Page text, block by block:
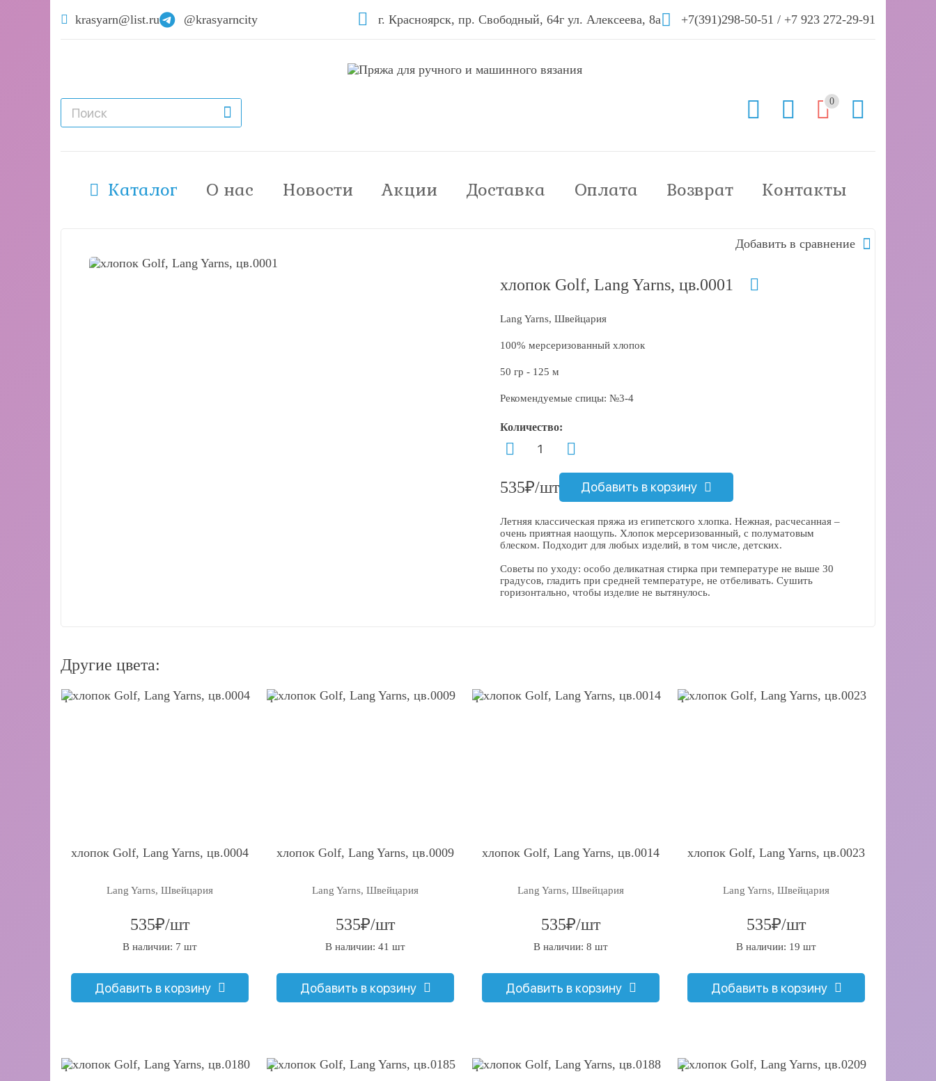
krasyarn@list.ru @krasyarncity г. Красноярск, пр. Свободный, 64г ул. Алексеева, 8а +7(391)298-50-51 / +7 923 272-29-91
0
Каталог О нас Новости Акции Доставка Оплата Возврат Контакты
Добавить в сравнение
хлопок Golf, Lang Yarns, цв.0001
Lang Yarns, Швейцария
100% мерсеризованный хлопок
50 гр - 125 м
Рекомендуемые спицы: №3-4
Количество:
535₽/шт Добавить в корзину
Летняя классическая пряжа из египетского хлопка. Нежная, расчесанная –
очень приятная наощупь. Хлопок мерсеризованный, с полуматовым
блеском. Подходит для любых изделий, в том числе, детских.
Советы по уходу: особо деликатная стирка при температуре не выше 30
градусов, гладить при средней температуре, не отбеливать. Сушить
горизонтально, чтобы изделие не вытянулось.
Другие цвета:
q
хлопок Golf, Lang Yarns, цв.0004
Lang Yarns, Швейцария
535₽/шт
В наличии: 7 шт
Добавить в корзину
q
хлопок Golf, Lang Yarns, цв.0009
Lang Yarns, Швейцария
535₽/шт
В наличии: 41 шт
Добавить в корзину
q
хлопок Golf, Lang Yarns, цв.0014
Lang Yarns, Швейцария
535₽/шт
В наличии: 8 шт
Добавить в корзину
q
хлопок Golf, Lang Yarns, цв.0023
Lang Yarns, Швейцария
535₽/шт
В наличии: 19 шт
Добавить в корзину
q q q q